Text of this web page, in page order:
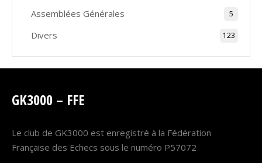
Assemblées Générales 5
Divers 123
GK3000 – FFE
Le club de GK3000 est enregistré à la Fédération
Française des Echecs sous le numéro P57072